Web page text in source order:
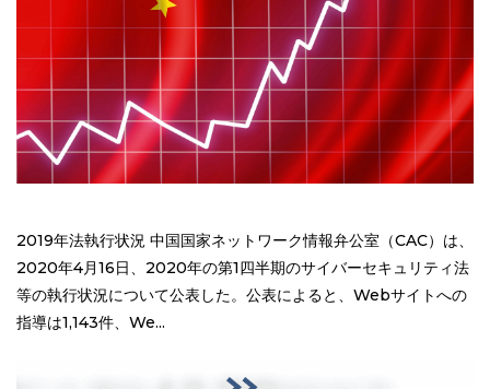
2019年法執行状況 中国国家ネットワーク情報弁公室（CAC）は、
2020年4月16日、2020年の第1四半期のサイバーセキュリティ法
等の執行状況について公表した。公表によると、Webサイトへの
指導は1,143件、We...